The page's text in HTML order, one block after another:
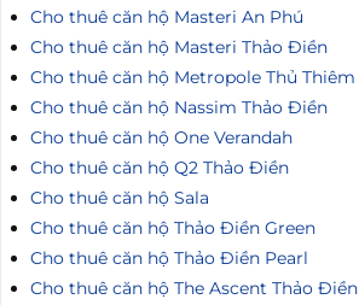
Cho thuê căn hộ Masteri An Phú
Cho thuê căn hộ Masteri Thảo Điền
Cho thuê căn hộ Metropole Thủ Thiêm
Cho thuê căn hộ Nassim Thảo Điền
Cho thuê căn hộ One Verandah
Cho thuê căn hộ Q2 Thảo Điền
Cho thuê căn hộ Sala
Cho thuê căn hộ Thảo Điền Green
Cho thuê căn hộ Thảo Điền Pearl
Cho thuê căn hộ The Ascent Thảo Điền